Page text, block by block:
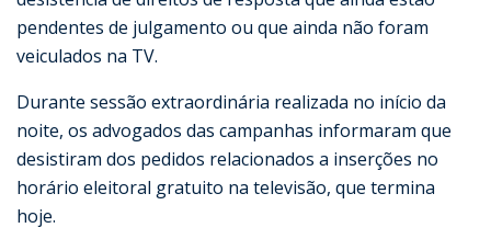
pendentes de julgamento ou que ainda não foram
veiculados na TV.
Durante sessão extraordinária realizada no início da
noite, os advogados das campanhas informaram que
desistiram dos pedidos relacionados a inserções no
horário eleitoral gratuito na televisão, que termina
hoje.